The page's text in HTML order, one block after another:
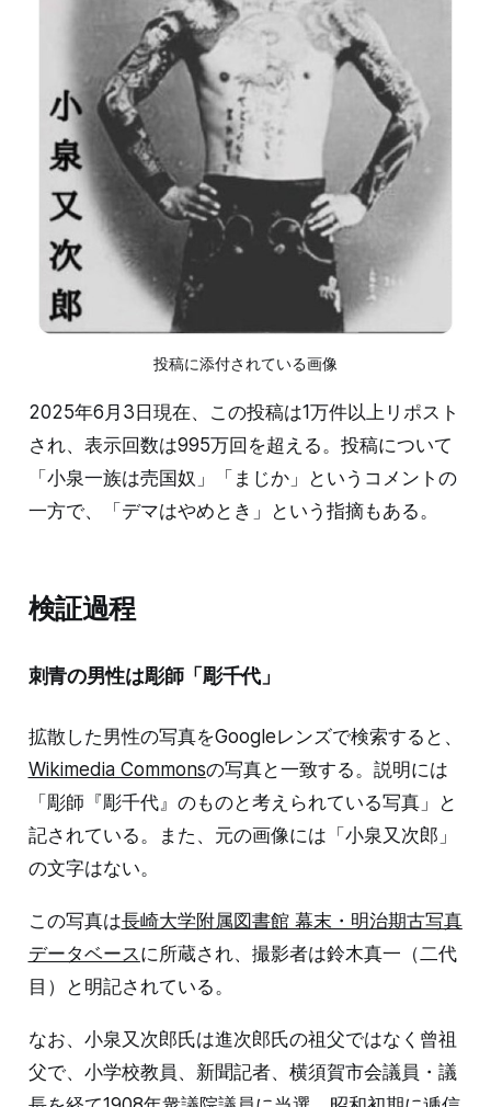
投稿に添付されている画像
2025年6月3日現在、この投稿は1万件以上リポスト
され、表示回数は995万回を超える。投稿について
「小泉一族は売国奴」「まじか」というコメントの
一方で、「デマはやめとき」という指摘もある。
検証過程
刺青の男性は彫師「彫千代」
拡散した男性の写真をGoogleレンズで検索すると、
Wikimedia Commonsの写真と一致する。説明には
「彫師『彫千代』のものと考えられている写真」と
記されている。また、元の画像には「小泉又次郎」
の文字はない。
この写真は長崎大学附属図書館 幕末・明治期古写真
データベース に所蔵され、撮影者は鈴木真一（二代
目）と明記されている。
なお、小泉又次郎氏は進次郎氏の祖父ではなく曾祖
父で、小学校教員、新聞記者、横須賀市会議員・議